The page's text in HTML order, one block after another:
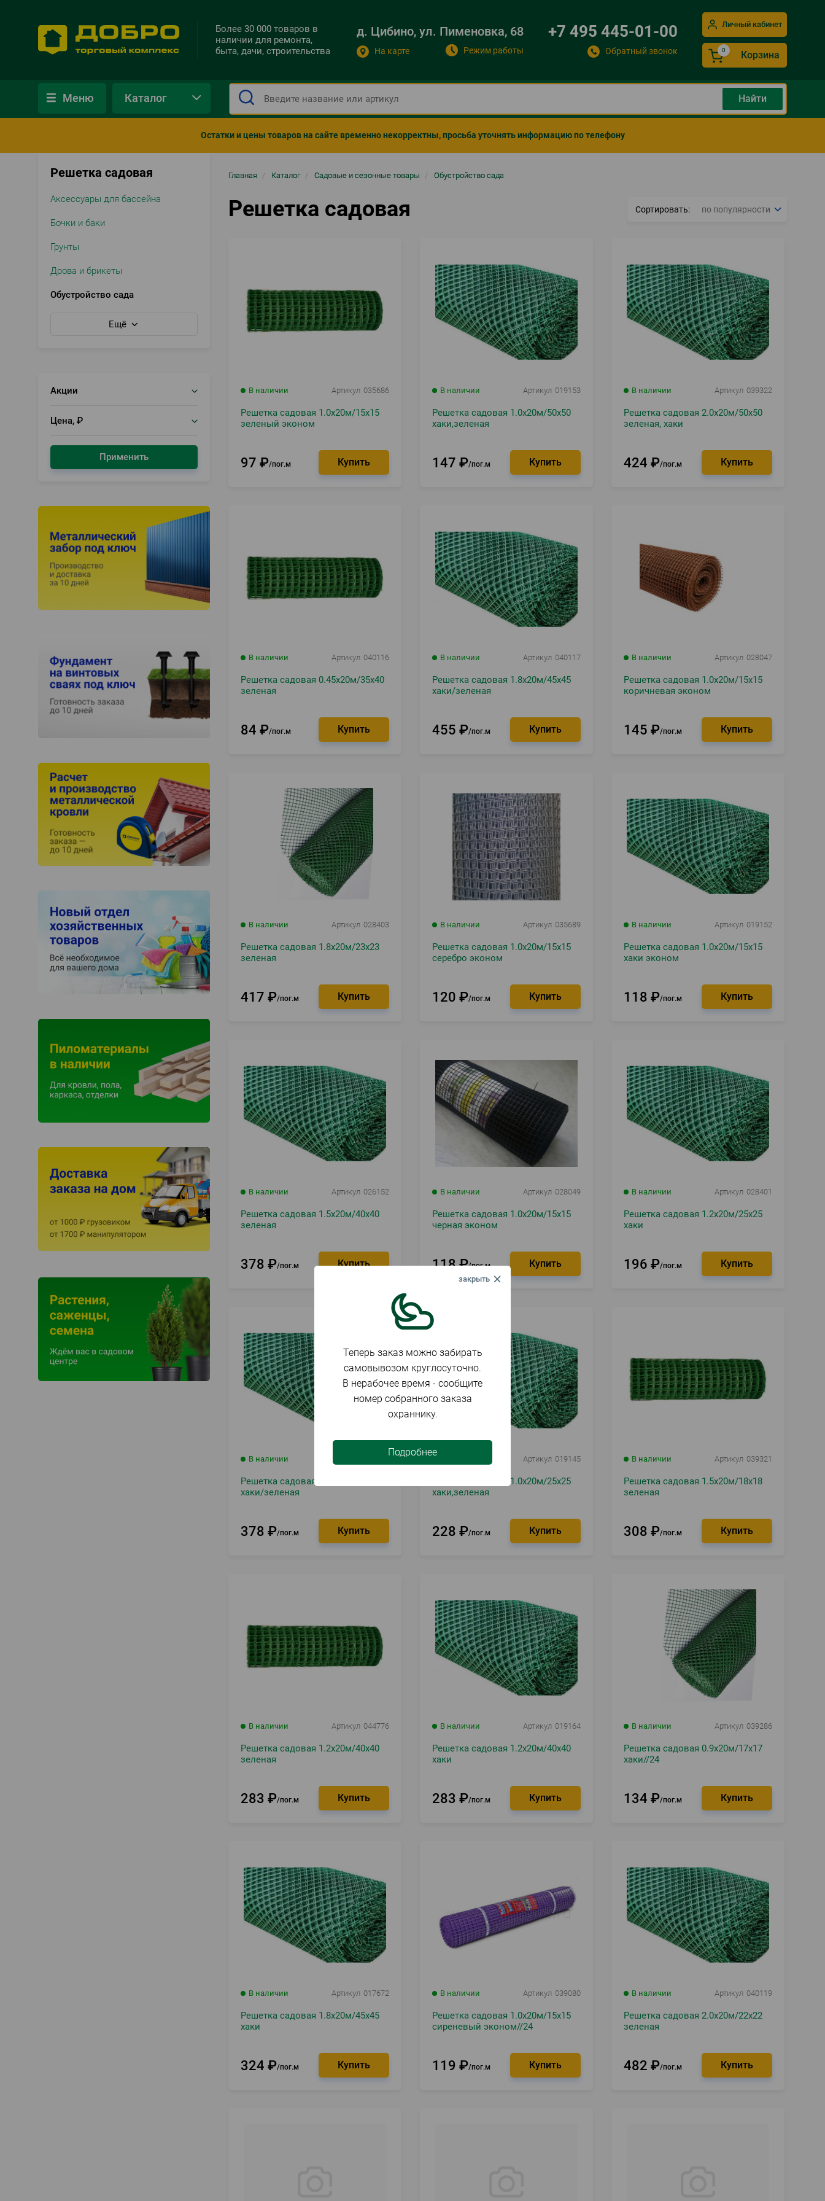
Более 30 000 товаров в
наличии для ремонта,
быта, дачи, строительства
д. Цибино, ул. Пименовка, 68
На карте Режим работы
+7 495 445-01-00
Обратный звонок
Личный кабинет
Корзина
Меню Каталог
Остатки и цены товаров на сайте временно некорректны, просьба уточнять информацию по телефону
Решетка садовая
Аксессуары для бассейна
Бочки и баки
Грунты
Дрова и брикеты
Обустройство сада
Ещё
Акции
Цена, ₽
Применить
Строка
навигации
Главная / Каталог / Садовые и сезонные товары / Обустройство сада
Решетка садовая Сортировать
В наличии Артикул 035686
Решетка садовая 1.0х20м/15х15
зеленый эконом
97 ₽ пог.м
В наличии Артикул 019153
Решетка садовая 1.0х20м/50х50
хаки,зеленая
147 ₽ пог.м
В наличии Артикул 039322
Решетка садовая 2.0х20м/50х50
зеленая, хаки
424 ₽ пог.м
В наличии Артикул 040116
Решетка садовая 0.45х20м/35х40
зеленая
84 ₽ пог.м
В наличии Артикул 040117
Решетка садовая 1.8х20м/45х45
хаки/зеленая
455 ₽ пог.м
В наличии Артикул 028047
Решетка садовая 1.0х20м/15х15
коричневая эконом
145 ₽ пог.м
В наличии Артикул 028403
Решетка садовая 1.8х20м/23х23
зеленая
417 ₽ пог.м
В наличии Артикул 035689
Решетка садовая 1.0х20м/15х15
серебро эконом
120 ₽ пог.м
В наличии Артикул 019152
Решетка садовая 1.0х20м/15х15
хаки эконом
118 ₽ пог.м
В наличии Артикул 026152
Решетка садовая 1.5х20м/40х40
зеленая
378 ₽ пог.м
В наличии Артикул 028049
Решетка садовая 1.0х20м/15х15
черная эконом
118 ₽ пог.м
В наличии Артикул 028401
Решетка садовая 1.2х20м/25х25
хаки
196 ₽ пог.м
В наличии
Решетка садовая 1.5х20м/55х55
хаки/зеленая
378 ₽ пог.м
Артикул 019145
Решетка садовая 1.0х20м/25х25
хаки,зеленая
228 ₽ пог.м
В наличии Артикул 039321
Решетка садовая 1.5х20м/18х18
зеленая
308 ₽ пог.м
В наличии Артикул 044776
Решетка садовая 1.2х20м/40х40
зеленая
283 ₽ пог.м
В наличии Артикул 019164
Решетка садовая 1.2х20м/40х40
хаки
283 ₽ пог.м
В наличии Артикул 039286
Решетка садовая 0.9х20м/17х17
хаки//24
134 ₽ пог.м
В наличии Артикул 017672
Решетка садовая 1.8х20м/45х45
хаки
324 ₽ пог.м
В наличии Артикул 039080
Решетка садовая 1.0х20м/15х15
сиреневый эконом//24
119 ₽ пог.м
В наличии Артикул 040119
Решетка садовая 2.0х20м/22х22
зеленая
482 ₽ пог.м
Теперь заказ можно забирать
самовывозом круглосуточно.
В нерабочее время - сообщите
номер собранного заказа
охраннику.
Подробнее